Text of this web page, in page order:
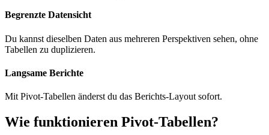
Begrenzte Datensicht
Du kannst dieselben Daten aus mehreren Perspektiven sehen, ohne
Tabellen zu duplizieren.
Langsame Berichte
Mit Pivot-Tabellen änderst du das Berichts-Layout sofort.
Wie funktionieren Pivot-Tabellen?